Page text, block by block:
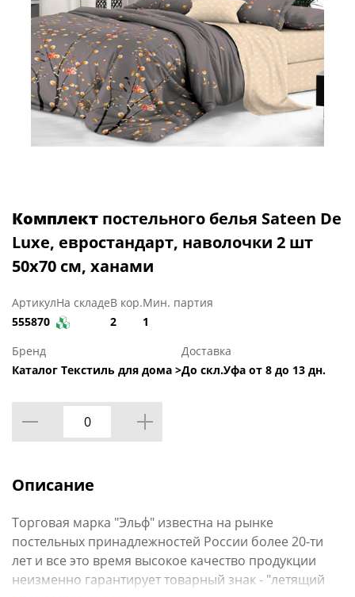
Комплект постельного белья Sateen De
Luxe, евростандарт, наволочки 2 шт
50х70 см, ханами
Артикул
555870
На складеВ кор.
2
Мин. партия
1
Бренд
Каталог Текстиль для дома >
Доставка
До скл.Уфа от 8 до 13 дн.
Описание
Торговая марка "Эльф" известна на рынке
постельных принадлежностей России более 20-ти
лет и все это время высокое качество продукции
неизменно гарантирует товарный знак - "летящий